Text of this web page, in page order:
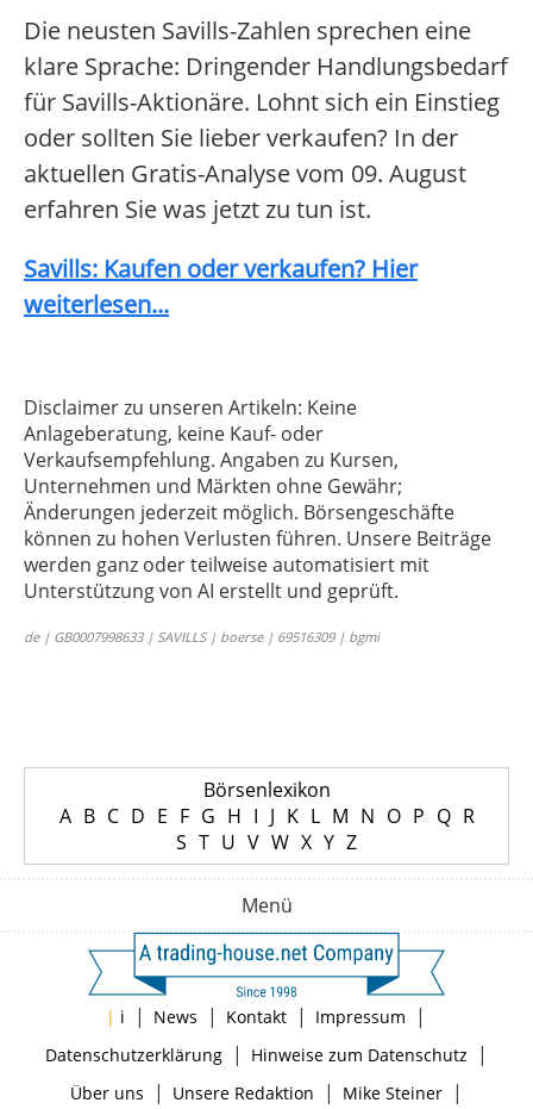
Die neusten Savills-Zahlen sprechen eine
klare Sprache: Dringender Handlungsbedarf
für Savills-Aktionäre. Lohnt sich ein Einstieg
oder sollten Sie lieber verkaufen? In der
aktuellen Gratis-Analyse vom 09. August
erfahren Sie was jetzt zu tun ist.
Savills: Kaufen oder verkaufen? Hier
weiterlesen...
Disclaimer zu unseren Artikeln: Keine
Anlageberatung, keine Kauf- oder
Verkaufsempfehlung. Angaben zu Kursen,
Unternehmen und Märkten ohne Gewähr;
Änderungen jederzeit möglich. Börsengeschäfte
können zu hohen Verlusten führen. Unsere Beiträge
werden ganz oder teilweise automatisiert mit
Unterstützung von AI erstellt und geprüft.
de | GB0007998633 | SAVILLS | boerse | 69516309 | bgmi
Börsenlexikon
A B C D E F G H I J K L M N O P Q R
S T U V W X Y Z
Menü
| i | News | Kontakt | Impressum |
Datenschutzerklärung| Hinweise zum Datenschutz |
Über uns | Unsere Redaktion | Mike Steiner|